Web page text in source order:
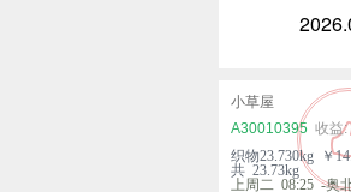
小草屋
A30010395
织物23.730kg ￥
共 23.73kg
上周二 08:25 -奥